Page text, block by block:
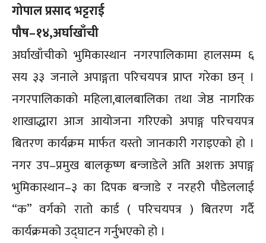
गोपाल प्रसाद भट्टराई
पौष–१४,अर्घाखाँची
अर्घाखाँचीको भुमिकास्थान नगरपालिकामा हालसम्म ६
सय ३३ जनाले अपाङ्गता परिचयपत्र प्राप्त गरेका छन् ।
नगरपालिकाको महिला,बालबालिका तथा जेष्ठ नागरिक
शाखाद्धारा आज आयोजना गरिएको अपाङ्ग परिचयपत्र
बितरण कार्यक्रम मार्फत यस्तो जानकारी गराइएको हो ।
नगर उप–प्रमुख बालकृष्ण बन्जाडेले अति अशक्त अपाङ्ग
भुमिकास्थान–३ का दिपक बन्जाडे र नरहरी पौडेललाई
“क” वर्गको रातो कार्ड ( परिचयपत्र ) बितरण गर्दै
कार्यक्रमको उद्घाटन गर्नुभएको हो ।